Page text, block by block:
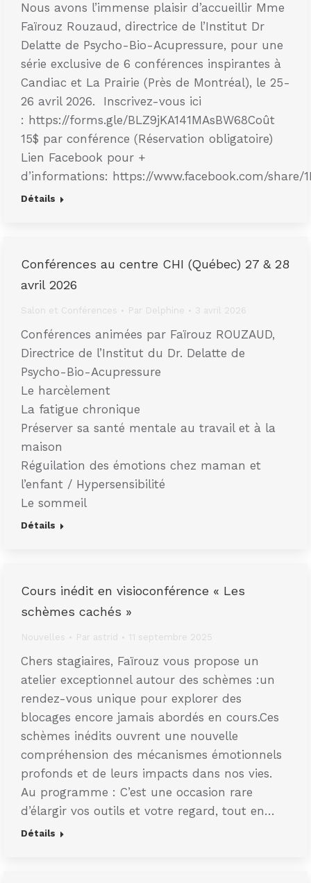
Nous avons l’immense plaisir d’accueillir Mme
Faïrouz Rouzaud, directrice de l’Institut Dr
Delatte de Psycho-Bio-Acupressure, pour une
série exclusive de 6 conférences inspirantes à
Candiac et La Prairie (Près de Montréal), le 25-
26 avril 2026. Inscrivez-vous ici
: https://forms.gle/BLZ9jKA141MAsBW68Coût
15$ par conférence (Réservation obligatoire)
Lien Facebook pour +
d’informations: https://www.facebook.com/share/
Détails
Conférences au centre CHI (Québec) 27 & 28
avril 2026
Salon et Conférences Par Delphine 3 avril 2026
Conférences animées par Faïrouz ROUZAUD,
Directrice de l’Institut du Dr. Delatte de
Psycho-Bio-Acupressure
Le harcèlement
La fatigue chronique
Préserver sa santé mentale au travail et à la
maison
Réguilation des émotions chez maman et
l’enfant / Hypersensibilité
Le sommeil
Détails
Cours inédit en visioconférence « Les
schèmes cachés »
Nouvelles Par astrid 11 septembre 2025
Chers stagiaires, Faïrouz vous propose un
atelier exceptionnel autour des schèmes :un
rendez-vous unique pour explorer des
blocages encore jamais abordés en cours.Ces
schèmes inédits ouvrent une nouvelle
compréhension des mécanismes émotionnels
profonds et de leurs impacts dans nos vies.
Au programme : C’est une occasion rare
d’élargir vos outils et votre regard, tout en…
Détails